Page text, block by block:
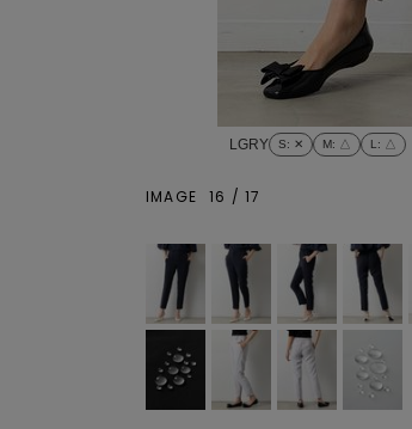
LGRY S: ✕ M: △ L : △
IMAGE 16 /17